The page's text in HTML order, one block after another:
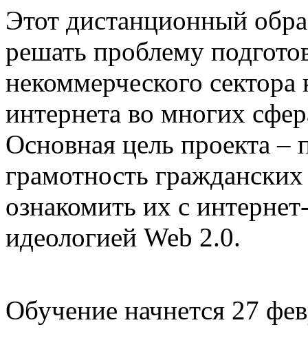
Этот дистанционный
решать проблему
некоммерческого
интернета во многих
Основная цель проекта –
грамотность
ознакомить их с
идеологией Web 2.0.
Обучение начнется 27